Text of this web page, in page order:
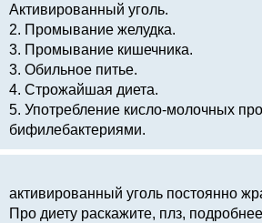
Активированный уголь.
2. Промывание желудка.
3. Промывание кишечника.
3. Обильное питье.
4. Строжайшая диета.
5. Употребление кисло-молочных
бифилебактериями.
активированный уголь постоянно
Про диету раскажите, плз,